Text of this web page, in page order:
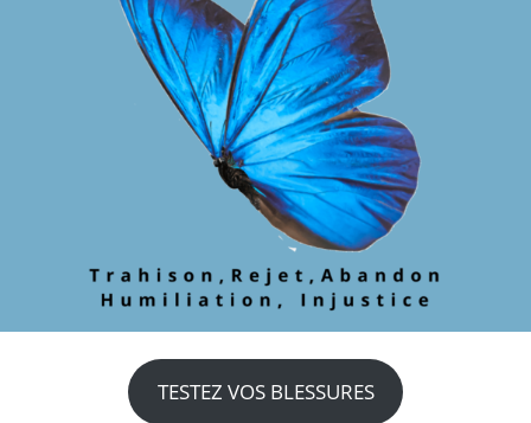
TESTEZ VOS BLESSURES